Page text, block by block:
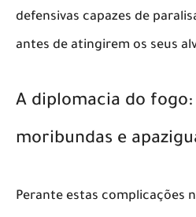
defensivas capazes de
antes de atingirem os seus
​A diplomacia do fogo:
moribundas e
​Perante estas complicações